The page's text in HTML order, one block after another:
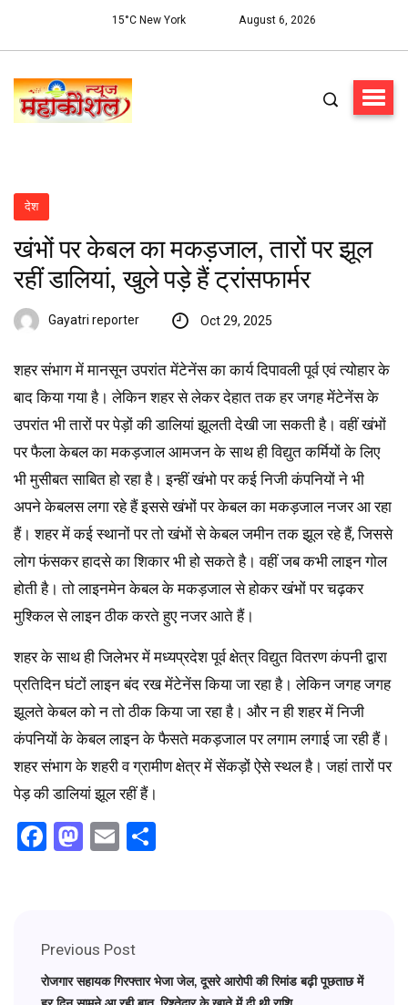
15°C New York August 6, 2026
देश
खंभों पर केबल का मकड़जाल, तारों पर झूल
रहीं डालियां, खुले पड़े हैं ट्रांसफार्मर
Gayatri reporter Oct 29, 2025
शहर संभाग में मानसून उपरांत मेंटेनेंस का कार्य दिपावली पूर्व एवं त्योहार के
बाद किया गया है। लेकिन शहर से लेकर देहात तक हर जगह मेंटेनेंस के
उपरांत भी तारों पर पेड़ों की डालियां झूलती देखी जा सकती है। वहीं खंभों
पर फैला केबल का मकड़जाल आमजन के साथ ही विद्युत कर्मियों के लिए
भी मुसीबत साबित हो रहा है। इन्हीं खंभो पर कई निजी कंपनियों ने भी
अपने केबलस लगा रहे हैं इससे खंभों पर केबल का मकड़जाल नजर आ रहा
हैं। शहर में कई स्थानों पर तो खंभों से केबल जमीन तक झूल रहे हैं, जिससे
लोग फंसकर हादसे का शिकार भी हो सकते है। वहीं जब कभी लाइन गोल
होती है। तो लाइनमेन केबल के मकड़जाल से होकर खंभों पर चढ़कर
मुश्किल से लाइन ठीक करते हुए नजर आते हैं।
शहर के साथ ही जिलेभर में मध्यप्रदेश पूर्व क्षेत्र विद्युत वितरण कंपनी द्वारा
प्रतिदिन घंटों लाइन बंद रख मेंटेनेंस किया जा रहा है। लेकिन जगह जगह
झूलते केबल को न तो ठीक किया जा रहा है। और न ही शहर में निजी
कंपनियों के केबल लाइन के फैसते मकड़जाल पर लगाम लगाई जा रही हैं।
शहर संभाग के शहरी व ग्रामीण क्षेत्र में सेंकड़ों ऐसे स्थल है। जहां तारों पर
पेड़ की डालियां झूल रहीं हैं।
Facebook
Mastodon
Email
Previous Post
रोजगार सहायक गिरफ्तार भेजा जेल, दूसरे आरोपी की रिमांड बढ़ी पूछताछ में